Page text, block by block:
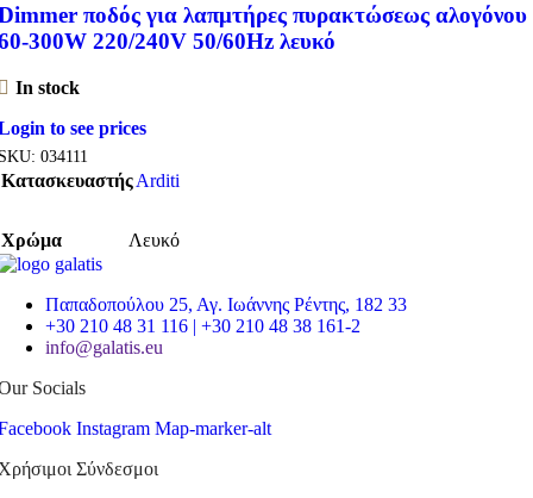
ποδός για λαπμτήρες πυρακτώσεως αλογόνου
300W 220/240V 50/60Hz λευκό
In stock
to see prices
034111
ΚατασκευαστήςArditi
Χρώμα Λευκό
Παπαδοπούλου 25, Αγ. Ιωάννης Ρέντης, 182 33
+30 210 48 31 116 | +30 210 48 38 161-2
info@galatis.eu
Socials
Instagram Map-marker-alt
Σύνδεσμοι